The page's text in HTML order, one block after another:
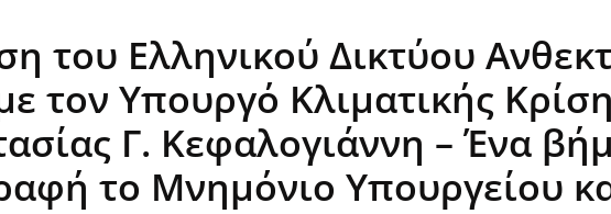
του Ελληνικού Δικτύου
τον Υπουργό Κλιματικής
Γ. Κεφαλογιάννη – Ένα
το Μνημόνιο Υπουργείου